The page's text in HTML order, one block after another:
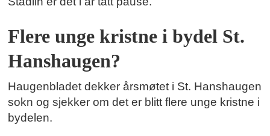
Flere unge kristne i bydel St.
Hanshaugen?
Haugenbladet dekker årsmøtet i St. Hanshaugen
sokn og sjekker om det er blitt flere unge kristne i
bydelen.